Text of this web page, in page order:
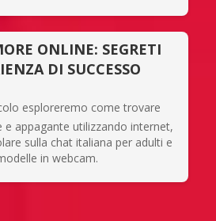
ONLINE: SEGRETI
DI SUCCESSO
esploreremo come trovare
e appagante utilizzando internet,
sulla chat italiana per adulti e
in webcam.